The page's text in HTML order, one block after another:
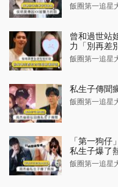
飯圈第一追星
曾和過世站
力「別再差
飯圈第一追星
私生子傳聞
飯圈第一追星
「第一狗
私生子爆了
飯圈第一追星